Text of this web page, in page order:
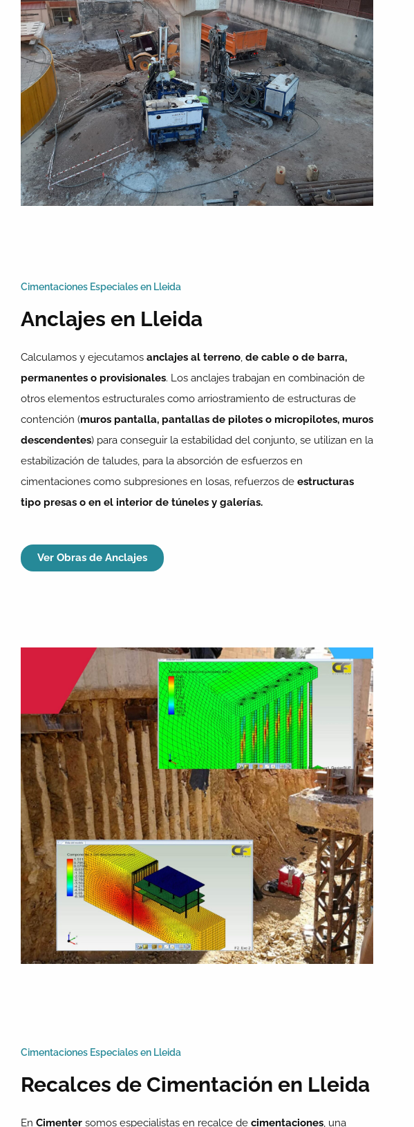
Cimentaciones Especiales en Lleida
Anclajes en Lleida
Calculamos y ejecutamos anclajes al terreno, de cable o de barra,
permanentes o provisionales. Los anclajes trabajan en combinación de
otros elementos estructurales como arriostramiento de estructuras de
contención (muros pantalla, pantallas de pilotes o micropilotes, muros
descendentes) para conseguir la estabilidad del conjunto, se utilizan en la
estabilización de taludes, para la absorción de esfuerzos en
cimentaciones como subpresiones en losas, refuerzos de estructuras
tipo presas o en el interior de túneles y galerías.
Ver Obras de Anclajes
Cimentaciones Especiales en Lleida
Recalces de Cimentación en Lleida
En Cimenter somos especialistas en recalce de cimentaciones, una